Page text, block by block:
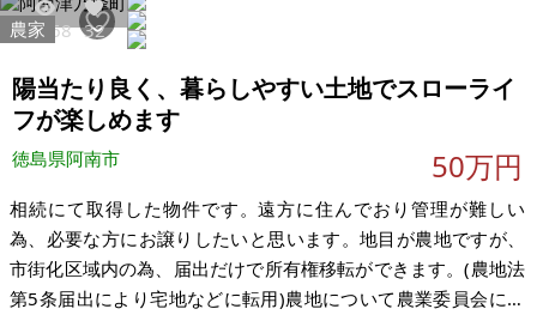
が、介護施設、医院、資材置き場、倉庫、コンビニ等について
は、除外申請、農地転用は可と、市から言われました。手続き
に多少の時間はかかりますが、利用していただける方、お待ち
しています。価格についてはご相
10668 32
農家
陽当たり良く、暮らしやすい土地でスローライ
フが楽しめます
徳島県阿南市 50万円
相続にて取得した物件です。遠方に住んでおり管理が難しい
為、必要な方にお譲りしたいと思います。地目が農地ですが、
市街化区域内の為、届出だけで所有権移転ができます。(農地法
第5条届出により宅地などに転用)農地について農業委員会に確